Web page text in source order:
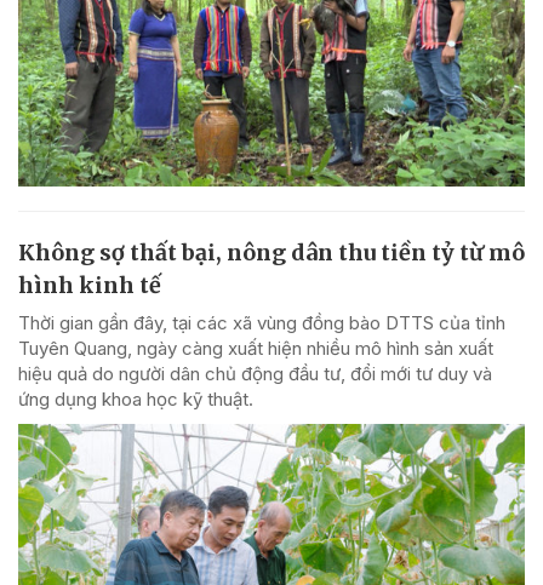
Không sợ thất bại, nông dân thu tiền tỷ từ mô
hình kinh tế
Thời gian gần đây, tại các xã vùng đồng bào DTTS của tỉnh
Tuyên Quang, ngày càng xuất hiện nhiều mô hình sản xuất
hiệu quả do người dân chủ động đầu tư, đổi mới tư duy và
ứng dụng khoa học kỹ thuật.